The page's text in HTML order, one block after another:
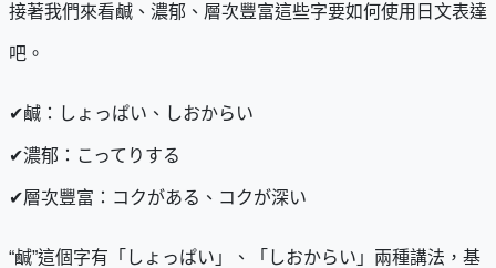
接著我們來看鹹、濃郁、層次豐富這些字要如何使用日文表達
吧。
✔鹹：しょっぱい、しおからい
✔濃郁：こってりする
✔層次豐富：コクがある、コクが深い
“鹹”這個字有「しょっぱい」、「しおからい」兩種講法，基